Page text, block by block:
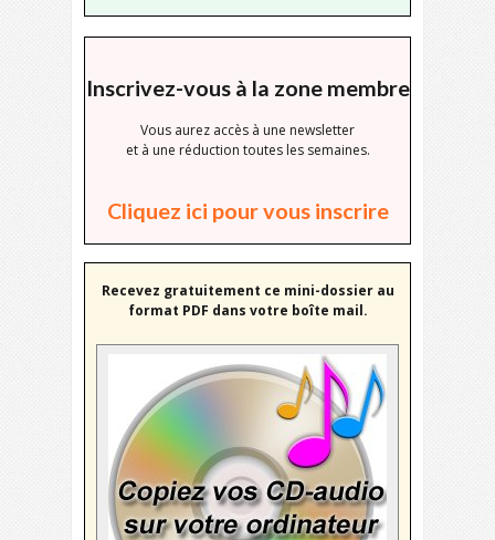
Inscrivez-vous à la zone membre
Vous aurez accès à une newsletter
et à une réduction toutes les semaines.
Cliquez ici pour vous inscrire
Recevez gratuitement ce mini-dossier au
format PDF dans votre boîte mail.